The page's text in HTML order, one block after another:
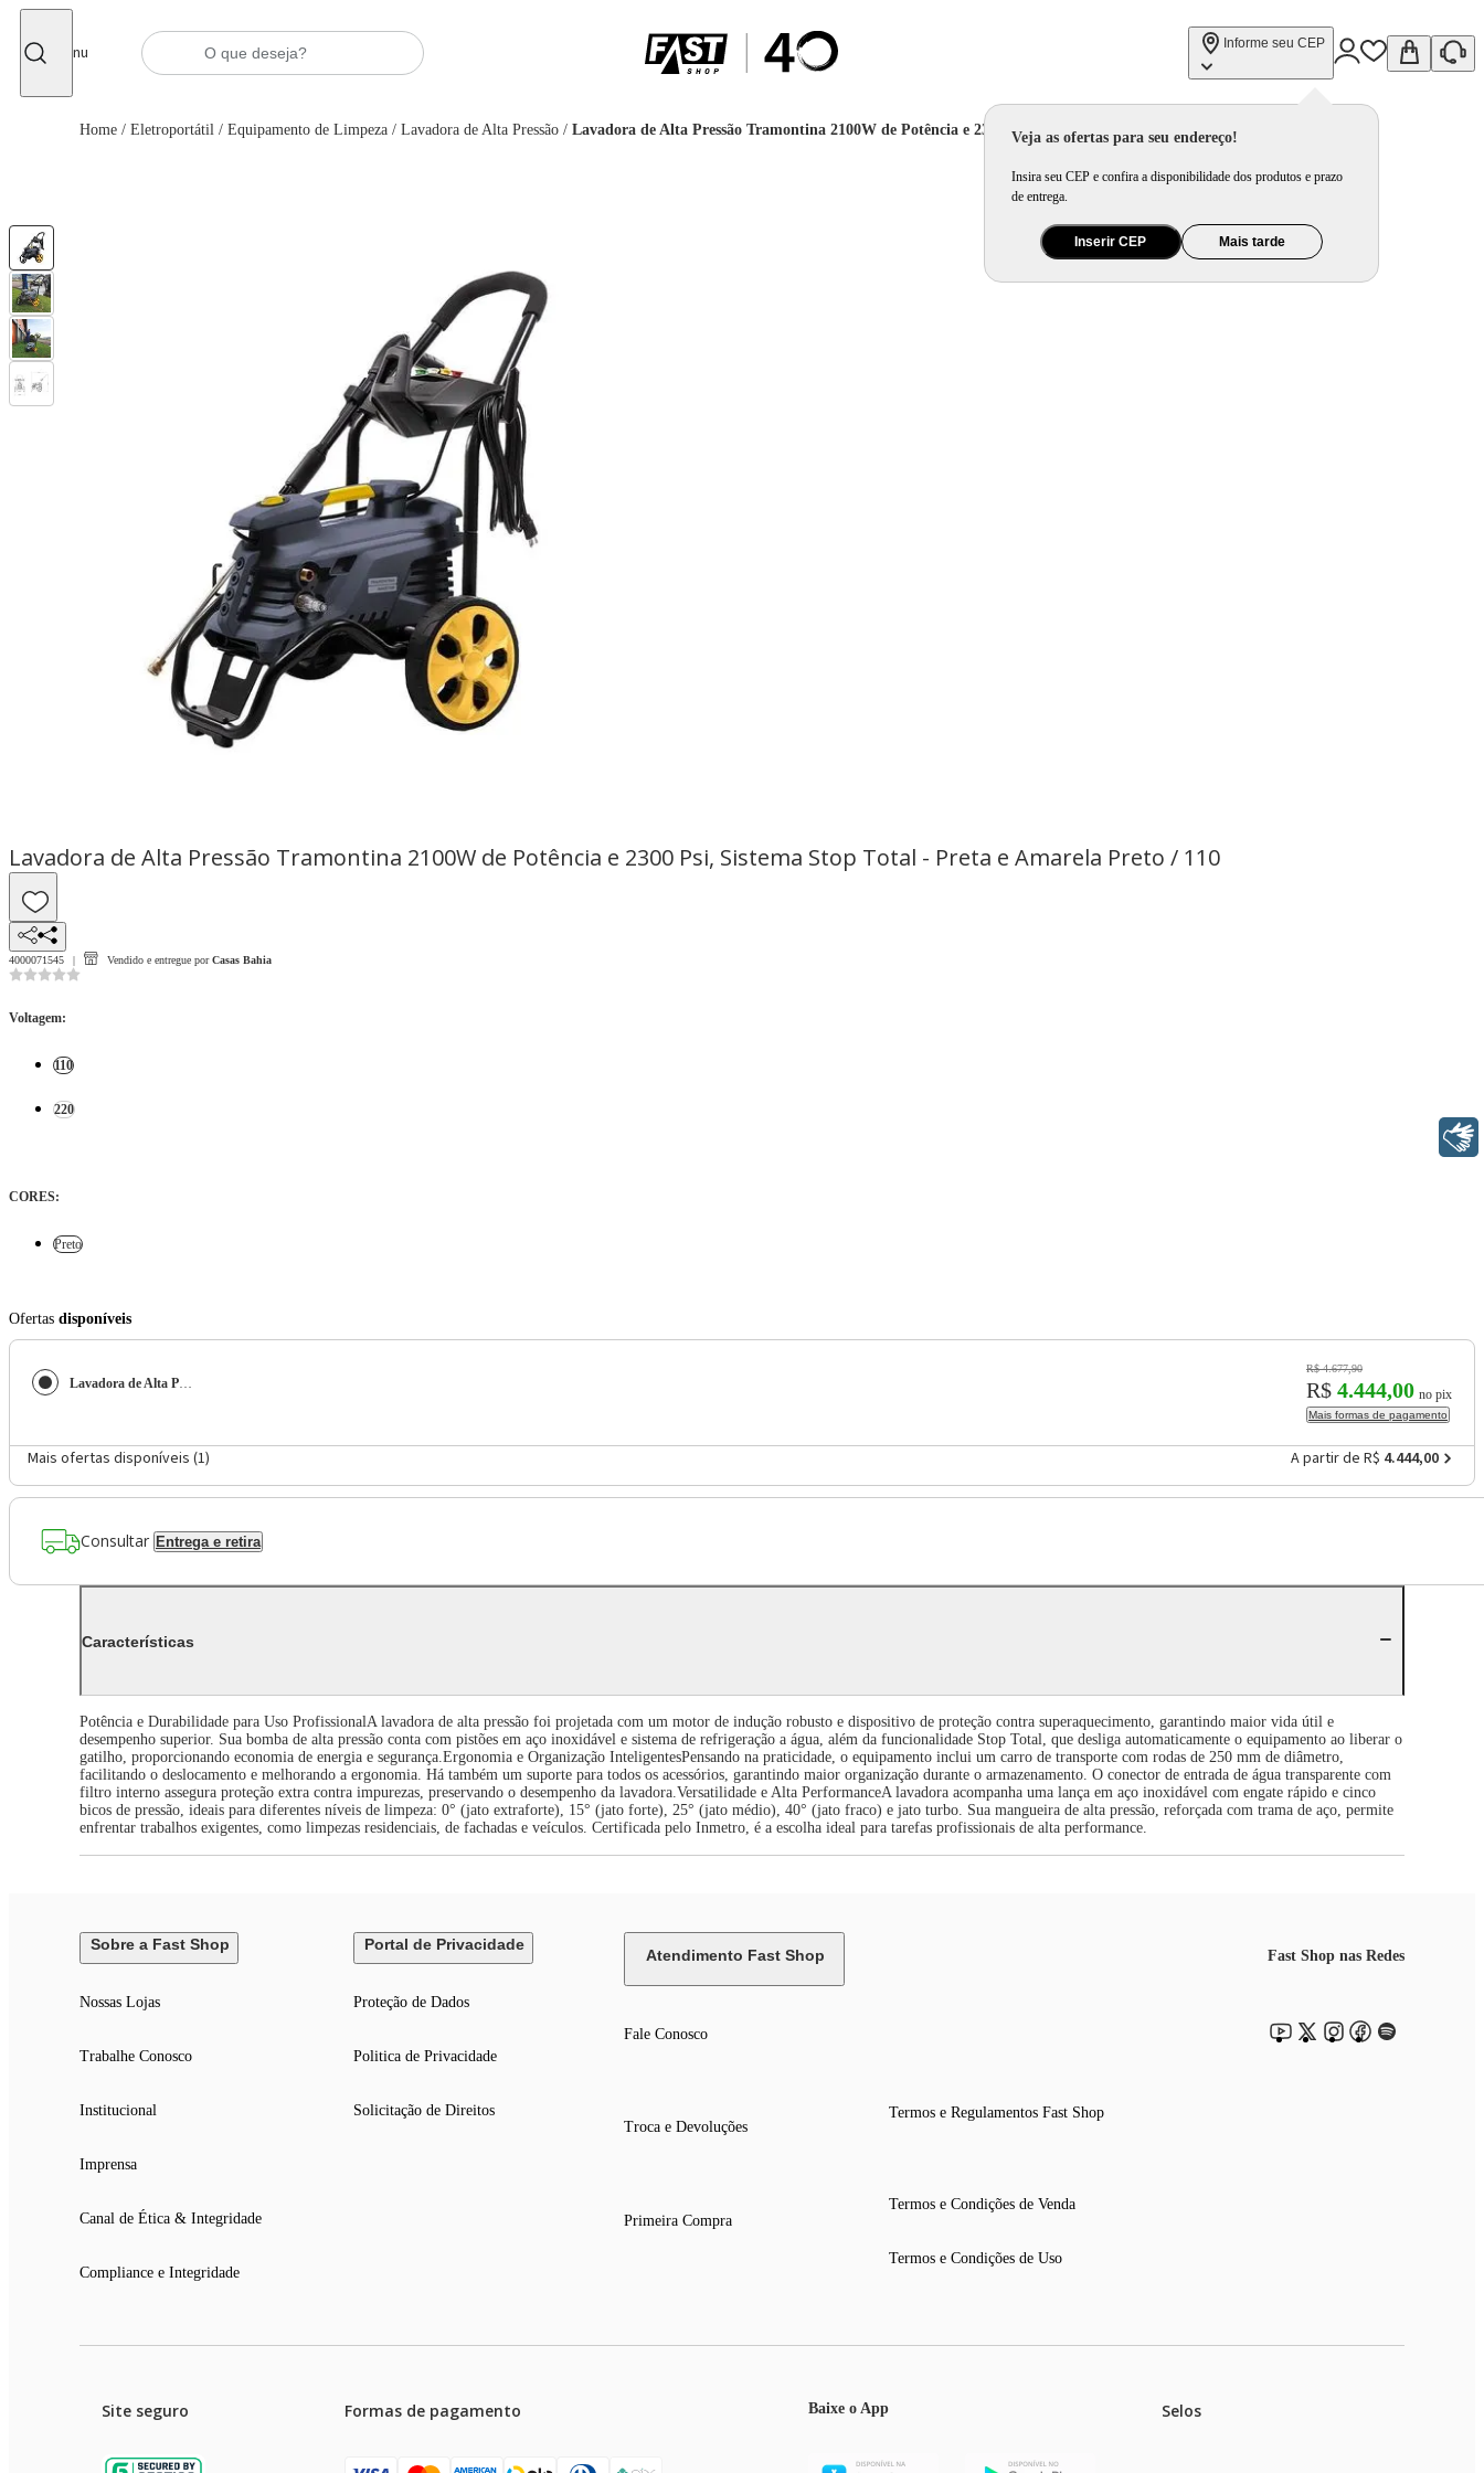
Menu
Informe seu CEP
Veja as ofertas para seu endereço!
Insira seu CEP e confira a disponibilidade dos produtos e prazo
de entrega.
Inserir CEP Mais tarde
Home / Eletroportátil / Equipamento de Limpeza / Lavadora de Alta Pressão / Lavadora de Alta Pressão Tramontina 2100W de Potência e 2300 Psi, Sistema Stop Total - Preta e Amarela
Lavadora de Alta Pressão Tramontina 2100W de Potência e 2300 Psi, Sistema Stop Total - Preta e Amarela Preto / 110
4000071545 Vendido e entregue por Casas Bahia
Voltagem:
110
220
CORES:
Preto
Ofertas disponíveis
Lavadora de Alta Pressão Tramontina 2100W de Potência e 2300 Psi, Sistema Stop Total - Preta e Amarela
R$ 4.677,90
R$ 4.444,00 no pix
Mais formas de pagamento
Mais ofertas disponíveis (1) A partir de R$ 4.444,00
Consultar Entrega e retira
Características
Potência e Durabilidade para Uso ProfissionalA lavadora de alta pressão foi projetada com um motor de indução robusto e dispositivo de proteção contra superaquecimento, garantindo maior vida útil e
desempenho superior. Sua bomba de alta pressão conta com pistões em aço inoxidável e sistema de refrigeração a água, além da funcionalidade Stop Total, que desliga automaticamente o equipamento ao liberar o
gatilho, proporcionando economia de energia e segurança.Ergonomia e Organização InteligentesPensando na praticidade, o equipamento inclui um carro de transporte com rodas de 250 mm de diâmetro,
facilitando o deslocamento e melhorando a ergonomia. Há também um suporte para todos os acessórios, garantindo maior organização durante o armazenamento. O conector de entrada de água transparente com
filtro interno assegura proteção extra contra impurezas, preservando o desempenho da lavadora.Versatilidade e Alta PerformanceA lavadora acompanha uma lança em aço inoxidável com engate rápido e cinco
bicos de pressão, ideais para diferentes níveis de limpeza: 0° (jato extraforte), 15° (jato forte), 25° (jato médio), 40° (jato fraco) e jato turbo. Sua mangueira de alta pressão, reforçada com trama de aço, permite
enfrentar trabalhos exigentes, como limpezas residenciais, de fachadas e veículos. Certificada pelo Inmetro, é a escolha ideal para tarefas profissionais de alta performance.
Sobre a Fast Shop
Nossas Lojas
Trabalhe Conosco
Institucional
Imprensa
Canal de Ética & Integridade
Compliance e Integridade
Portal de Privacidade
Proteção de Dados
Politica de Privacidade
Solicitação de Direitos
Atendimento Fast Shop
Fale Conosco
Troca e Devoluções
Primeira Compra
Termos e Regulamentos Fast Shop
Termos e Condições de Venda
Termos e Condições de Uso
Fast Shop nas Redes
Site seguro Formas de pagamento Baixe o App Selos